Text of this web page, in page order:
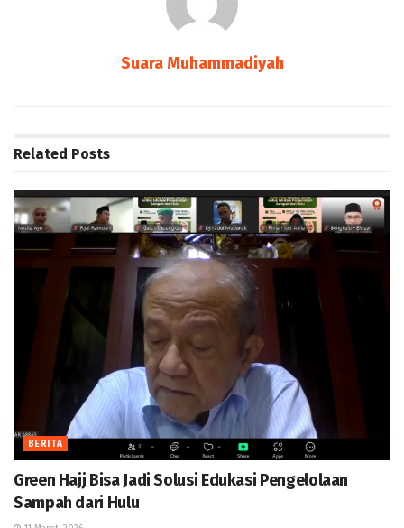
Suara Muhammadiyah
Related Posts
BERITA
Green Hajj Bisa Jadi Solusi Edukasi Pengelolaan
Sampah dari Hulu